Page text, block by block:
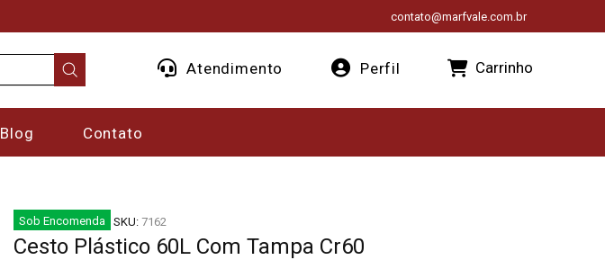
contato@marfvale.com.br
Atendimento Perfil Carrinho
Blog Contato
Sob Encomenda SKU: 7162
Cesto Plástico 60L Com Tampa Cr60